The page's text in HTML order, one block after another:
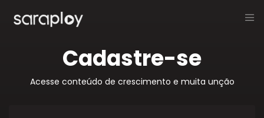
Cadastre-se
Acesse conteúdo de crescimento e muita unção